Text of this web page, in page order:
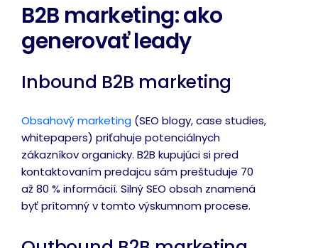
B2B marketing: ako
generovať leady
Inbound B2B marketing
Obsahový marketing (SEO blogy, case studies,
whitepapers) priťahuje potenciálnych
zákazníkov organicky. B2B kupujúci si pred
kontaktovaním predajcu sám preštuduje 70
až 80 % informácií. Silný SEO obsah znamená
byť prítomný v tomto výskumnom procese.